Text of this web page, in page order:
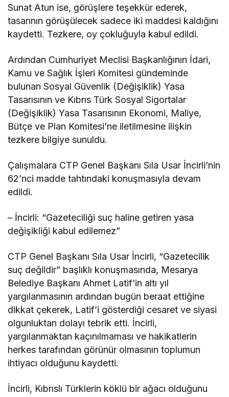
Sunat Atun ise, görüşlere teşekkür ederek,
tasarının görüşülecek sadece iki maddesi kaldığını
kaydetti. Tezkere, oy çokluğuyla kabul edildi.
Ardından Cumhuriyet Meclisi Başkanlığının İdari,
Kamu ve Sağlık İşleri Komitesi gündeminde
bulunan Sosyal Güvenlik (Değişiklik) Yasa
Tasarısının ve Kıbrıs Türk Sosyal Sigortalar
(Değişiklik) Yasa Tasarısının Ekonomi, Maliye,
Bütçe ve Plan Komitesi’ne iletilmesine ilişkin
tezkere bilgiye sunuldu.
Çalışmalara CTP Genel Başkanı Sıla Usar İncirli’nin
62’nci madde tahtındaki konuşmasıyla devam
edildi.
– İncirli: “Gazeteciliği suç haline getiren yasa
değişikliği kabul edilemez”
CTP Genel Başkanı Sıla Usar İncirli, “Gazetecilik
suç değildir” başlıklı konuşmasında, Mesarya
Belediye Başkanı Ahmet Latif’in altı yıl
yargılanmasının ardından bugün beraat ettiğine
dikkat çekerek, Latif’i gösterdiği cesaret ve siyasi
olgunluktan dolayı tebrik etti. İncirli,
yargılanmaktan kaçınılmaması ve hakikatlerin
herkes tarafından görünür olmasının toplumun
ihtiyacı olduğunu kaydetti.
İncirli, Kıbrıslı Türklerin köklü bir ağacı olduğunu